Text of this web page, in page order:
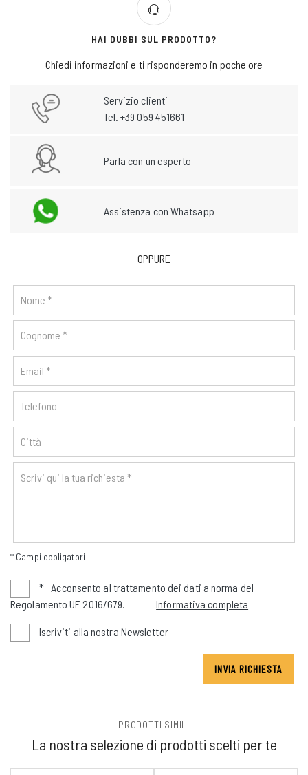
HAI DUBBI SUL PRODOTTO?
Chiedi informazioni e ti risponderemo in poche ore
Servizio clienti
Tel. +39 059 451661
Parla con un esperto
Assistenza con Whatsapp
OPPURE
* Campi obbligatori
*
Acconsento al trattamento dei dati a norma del
Regolamento UE 2016/679.
Informativa completa
Iscriviti alla nostra Newsletter
INVIA RICHIESTA
PRODOTTI SIMILI
La nostra selezione di prodotti scelti per te